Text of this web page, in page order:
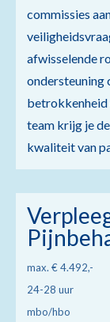
commissies
afwisselende
ondersteuning
betrokkenheid
team krijg je
kwaliteit van
max. € 4.492,-
24-28 uur
mbo/hbo